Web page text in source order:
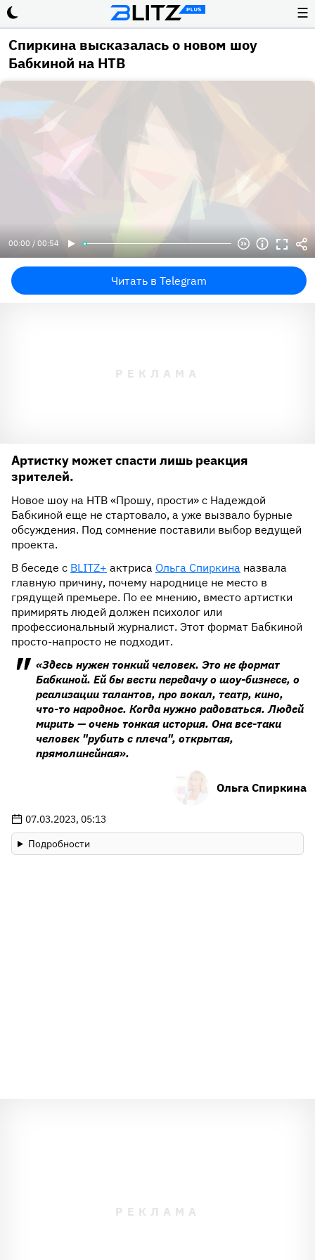
☰
Спиркина высказалась о новом шоу
Бабкиной на НТВ
00:00 / 00:54
Читать в Telegram
Артистку может спасти лишь реакция
зрителей.
Новое шоу на НТВ «Прошу, прости» с Надеждой
Бабкиной еще не стартовало, а уже вызвало бурные
обсуждения. Под сомнение поставили выбор ведущей
проекта.
В беседе с BLITZ+ актриса Ольга Спиркина назвала
главную причину, почему народнице не место в
грядущей премьере. По ее мнению, вместо артистки
примирять людей должен психолог или
профессиональный журналист. Этот формат Бабкиной
просто-напросто не подходит.
«Здесь нужен тонкий человек. Это не формат
Бабкиной. Ей бы вести передачу о шоу-бизнесе, о
реализации талантов, про вокал, театр, кино,
что-то народное. Когда нужно радоваться. Людей
мирить — очень тонкая история. Она все-таки
человек "рубить с плеча", открытая,
прямолинейная».
Ольга Спиркина
07.03.2023, 05:13
Подробности